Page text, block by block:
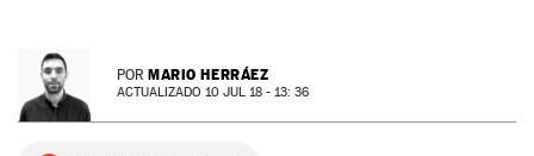
PREMIOS
SERVICIOS
POR MARIO HERRÁEZ
ACTUALIZADO 10 JUL 18 - 13: 36